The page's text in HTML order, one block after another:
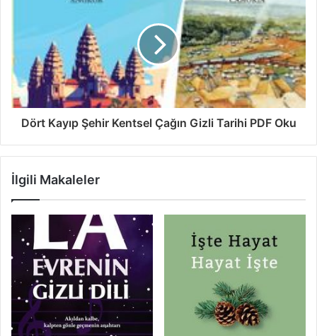
Dört Kayıp Şehir Kentsel Çağın Gizli Tarihi PDF Oku
İlgili Makaleler